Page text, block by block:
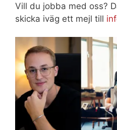
Vill du jobba med oss?
skicka iväg ett mejl till